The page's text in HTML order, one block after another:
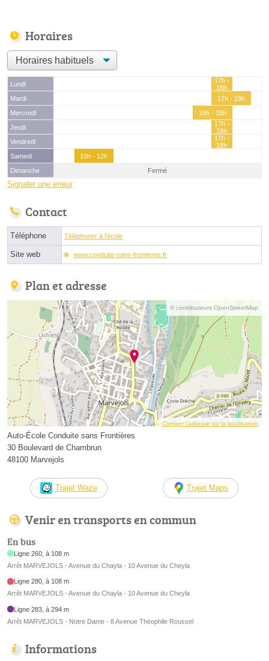
Horaires
Lundi
17h -
18h
Mardi
17h - 19h
Mercredi
16h - 18h
Jeudi
17h -
18h
Vendredi
17h -
18h
Samedi
10h - 12h
Dimanche
Fermé
Signaler une erreur
Contact
Téléphone Téléphoner à l'école
Site web www.conduite-sans-frontieres.fr
Plan et adresse
© contributeurs OpenStreetMap
Corriger l’adresse ou la localisation
Auto-École Conduite sans Frontières
30 Boulevard de Chambrun
48100 Marvejols
Trajet Waze Trajet Maps
Venir en transports en commun
En bus
Ligne 260, à 108 m
Arrêt MARVEJOLS - Avenue du Chayla - 10 Avenue du Cheyla
Ligne 280, à 108 m
Arrêt MARVEJOLS - Avenue du Chayla - 10 Avenue du Cheyla
Ligne 283, à 294 m
Arrêt MARVEJOLS - Notre Dame - 8 Avenue Théophile Roussel
Informations